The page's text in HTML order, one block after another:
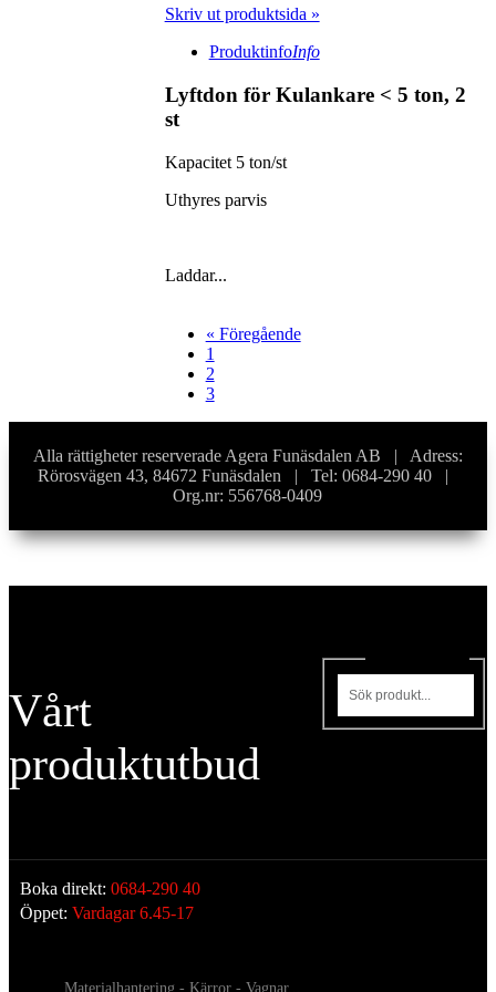
Skriv ut produktsida »
ProduktinfoInfo
Lyftdon för Kulankare < 5 ton, 2
st
Kapacitet 5 ton/st
Uthyres parvis
Laddar...
« Föregående
1
2
3
Alla rättigheter reserverade Agera Funäsdalen AB | Adress:
Rörosvägen 43, 84672 Funäsdalen | Tel: 0684-290 40 |
Org.nr: 556768-0409
Vårt
produktutbud
Boka direkt: 0684-290 40
Öppet: Vardagar 6.45-17
Materialhantering - Kärror - Vagnar...